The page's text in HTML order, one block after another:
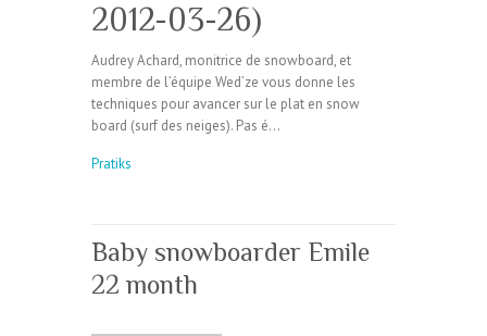
2012-03-26)
Audrey Achard, monitrice de snowboard, et
membre de l’équipe Wed’ze vous donne les
techniques pour avancer sur le plat en snow
board (surf des neiges). Pas é…
Pratiks
Baby snowboarder Emile
22 month